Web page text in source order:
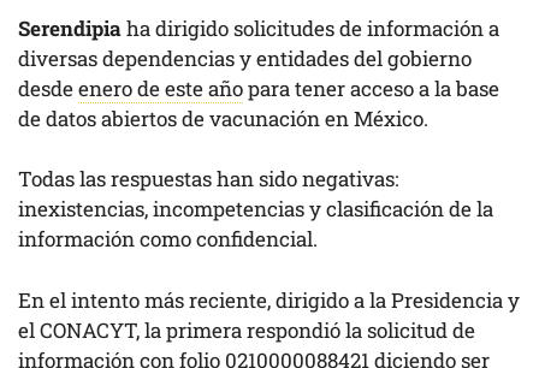
Serendipiaha dirigido solicitudes de información a
diversas dependencias y entidades del gobierno
desdeenero de este añopara tener acceso a la base
de datos abiertos de vacunación en México.
Todas las respuestas han sido negativas:
inexistencias, incompetencias y clasificación de la
información como confidencial.
En el intento más reciente, dirigido a la Presidencia y
el CONACYT, la primera respondió la solicitud de
información con folio 0210000088421 diciendo ser